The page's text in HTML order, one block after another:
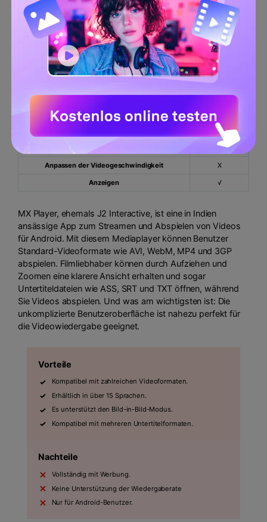
Durchschnittliche Bewertung 4.5/5
Android
HD/4K-Wiedergabe √
Anpassen der Videogeschwindigkeit X
Anzeigen √
MX Player, ehemals J2 Interactive, ist eine in Indien
ansässige App zum Streamen und Abspielen von Videos
für Android. Mit diesem Mediaplayer können Benutzer
Standard-Videoformate wie AVI, WebM, MP4 und 3GP
abspielen. Filmliebhaber können durch Aufziehen und
Zoomen eine klarere Ansicht erhalten und sogar
Untertiteldateien wie ASS, SRT und TXT öffnen, während
Sie Videos abspielen. Und was am wichtigsten ist: Die
unkomplizierte Benutzeroberfläche ist nahezu perfekt für
die Videowiedergabe geeignet.
Vorteile
Kompatibel mit zahlreichen Videoformaten.
Erhältlich in über 15 Sprachen.
Es unterstützt den Bild-in-Bild-Modus.
Kompatibel mit mehreren Untertitelformaten.
Nachteile
Vollständig mit Werbung.
Keine Unterstützung der Wiedergaberate
Nur für Android-Benutzer.